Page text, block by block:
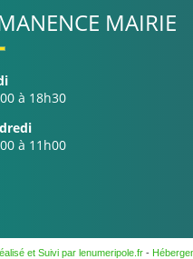
MAIRIE
à 18h30
à 11h00
et Suivi par lenumeripole.fr-